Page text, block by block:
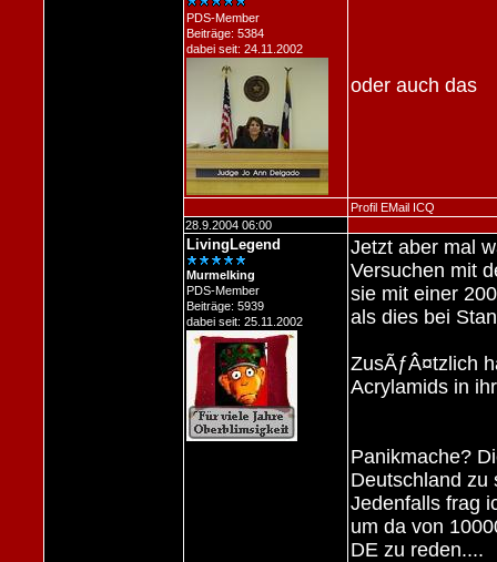
PDS-Member
Beiträge: 5384
dabei seit: 24.11.2002
oder auch das
Profil EMail ICQ
28.9.2004 06:00
LivingLegend
Murmelking
PDS-Member
Beiträge: 5939
dabei seit: 25.11.2002
Jetzt aber mal
Versuchen mit
sie mit einer
als dies bei
ZusÃƒÂ¤tzlich
Acrylamids in
Panikmache?
Deutschland zu
Jedenfalls frag
um da von
DE zu reden....